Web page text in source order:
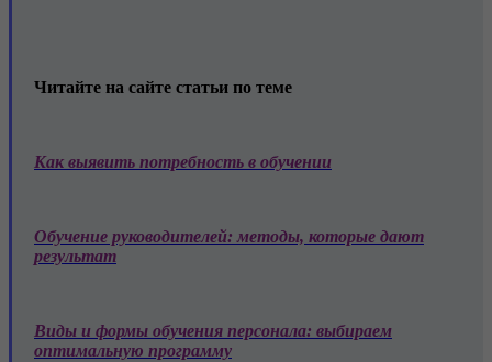
Читайте на сайте статьи по теме
Как выявить потребность в обучении
Обучение руководителей: методы, которые дают
результат
Виды и формы обучения персонала: выбираем
оптимальную программу